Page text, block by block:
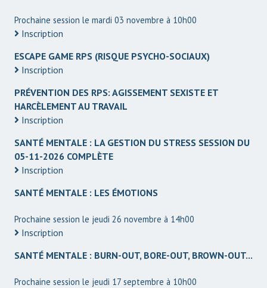
Prochaine session le mardi 03 novembre à 10h00
Inscription
ESCAPE GAME RPS (RISQUE PSYCHO-SOCIAUX)
Inscription
PRÉVENTION DES RPS: AGISSEMENT SEXISTE ET
HARCÈLEMENT AU TRAVAIL
Inscription
SANTÉ MENTALE : LA GESTION DU STRESS SESSION DU
05-11-2026 COMPLÈTE
Inscription
SANTÉ MENTALE : LES ÉMOTIONS
Prochaine session le jeudi 26 novembre à 14h00
Inscription
SANTÉ MENTALE : BURN-OUT, BORE-OUT, BROWN-OUT...
Prochaine session le jeudi 17 septembre à 10h00